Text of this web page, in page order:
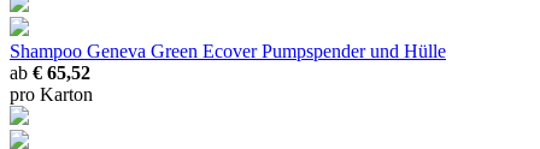
Shampoo Geneva Green EcoverPumpspender und Hülle
ab € 65,52
pro Karton